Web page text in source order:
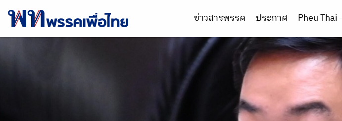
ข่าวสารพรรค ประกาศ Pheu Thai